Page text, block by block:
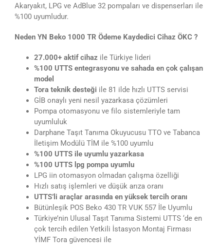
Akaryakıt, LPG ve AdBlue 32 pompaları ve dispenserları ile
%100 uyumludur.
Neden YN Beko 1000 TR Ödeme Kaydedici Cihaz ÖKC ?
27.000+ aktif cihaz ile Türkiye lideri
%100 UTTS entegrasyonu ve sahada en çok çalışan
model
Tora teknik desteği ile 81 ilde hızlı UTTS servisi
GİB onaylı yeni nesil yazarkasa çözümleri
Pompa otomasyonu ve filo sistemleriyle tam
uyumluluk
Darphane Taşıt Tanıma Okuyucusu TTO ve Tabanca
İletişim Modülü TİM ile %100 uyumlu
%100 UTTS ile uyumlu yazarkasa
%100 UTTS lpg pompa uyumlu
LPG iin otomasyon olmadan çalışma özelliği
Hızlı satış işlemleri ve düşük arıza oranı
UTTS’li araçlar arasında en yüksek tercih oranı
Bütünleşik POS Beko 430 TR VUK 557 İle Uyumlu
Türkiye’nin Ulusal Taşıt Tanıma Sistemi UTTS ‘de en
çok tercih edilen Yetkili İstasyon Montaj Firması
YİMF Tora güvencesi ile